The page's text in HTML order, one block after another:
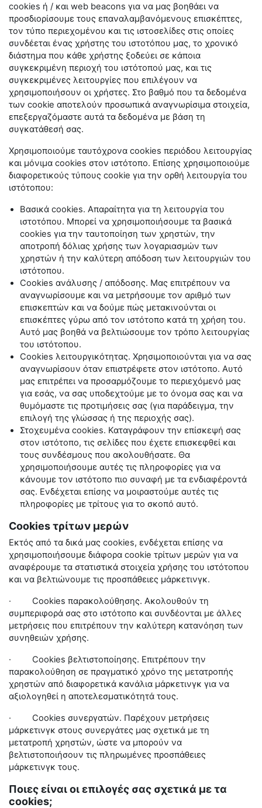
cookies ή / και web beacons για να μας βοηθάει να
προσδιορίσουμε τους επαναλαμβανόμενους επισκέπτες,
τον τύπο περιεχομένου και τις ιστοσελίδες στις οποίες
συνδέεται ένας χρήστης του ιστοτόπου μας, το χρονικό
διάστημα που κάθε χρήστης ξοδεύει σε κάποια
συγκεκριμένη περιοχή του ιστότοπού μας, και τις
συγκεκριμένες λειτουργίες που επιλέγουν να
χρησιμοποιήσουν οι χρήστες. Στο βαθμό που τα δεδομένα
των cookie αποτελούν προσωπικά αναγνωρίσιμα στοιχεία,
επεξεργαζόμαστε αυτά τα δεδομένα με βάση τη
συγκατάθεσή σας.
Χρησιμοποιούμε ταυτόχρονα cookies περιόδου λειτουργίας
και μόνιμα cookies στον ιστότοπο. Επίσης χρησιμοποιούμε
διαφορετικούς τύπους cookie για την ορθή λειτουργία του
ιστότοπου:
Βασικάcookies. Απαραίτητα για τη λειτουργία του
ιστοτόπου. Μπορεί να χρησιμοποιήσουμε τα βασικά
cookies για την ταυτοποίηση των χρηστών, την
αποτροπή δόλιας χρήσης των λογαριασμών των
χρηστών ή την καλύτερη απόδοση των λειτουργιών του
ιστότοπου.
Cookies ανάλυσης / απόδοσης. Μας επιτρέπουν να
αναγνωρίσουμε και να μετρήσουμε τον αριθμό των
επισκεπτών και να δούμε πώς μετακινούνται οι
επισκέπτες γύρω από τον ιστότοπο κατά τη χρήση του.
Αυτό μας βοηθά να βελτιώσουμε τον τρόπο λειτουργίας
του ιστότοπου.
Cookies λειτουργικότητας. Χρησιμοποιούνται για να σας
αναγνωρίσουν όταν επιστρέφετε στον ιστότοπο. Αυτό
μας επιτρέπει να προσαρμόζουμε το περιεχόμενό μας
για εσάς, να σας υποδεχτούμε με το όνομα σας και να
θυμόμαστε τις προτιμήσεις σας (για παράδειγμα, την
επιλογή της γλώσσας ή της περιοχής σας).
Στοχευμέναcookies. Καταγράφουν την επίσκεψή σας
στον ιστότοπο, τις σελίδες που έχετε επισκεφθεί και
τους συνδέσμους που ακολουθήσατε. Θα
χρησιμοποιήσουμε αυτές τις πληροφορίες για να
κάνουμε τον ιστότοπο πιο συναφή με τα ενδιαφέροντά
σας. Ενδέχεται επίσης να μοιραστούμε αυτές τις
πληροφορίες με τρίτους για το σκοπό αυτό.
Cookies τρίτων μερών
Εκτός από τα δικά μας cookies, ενδέχεται επίσης να
χρησιμοποιήσουμε διάφορα cookie τρίτων μερών για να
αναφέρουμε τα στατιστικά στοιχεία χρήσης του ιστότοπου
και να βελτιώνουμε τις προσπάθειες μάρκετινγκ.
· Cookies παρακολούθησης. Ακολουθούν τη
συμπεριφορά σας στο ιστότοπο και συνδέονται με άλλες
μετρήσεις που επιτρέπουν την καλύτερη κατανόηση των
συνηθειών χρήσης.
· Cookies βελτιστοποίησης. Επιτρέπουν την
παρακολούθηση σε πραγματικό χρόνο της μετατροπής
χρηστών από διαφορετικά κανάλια μάρκετινγκ για να
αξιολογηθεί η αποτελεσματικότητά τους.
· Cookies συνεργατών. Παρέχουν μετρήσεις
μάρκετινγκ στους συνεργάτες μας σχετικά με τη
μετατροπή χρηστών, ώστε να μπορούν να
βελτιστοποιήσουν τις πληρωμένες προσπάθειες
μάρκετινγκ τους.
Ποιες είναι οι επιλογές σας σχετικά με τα
cookies;